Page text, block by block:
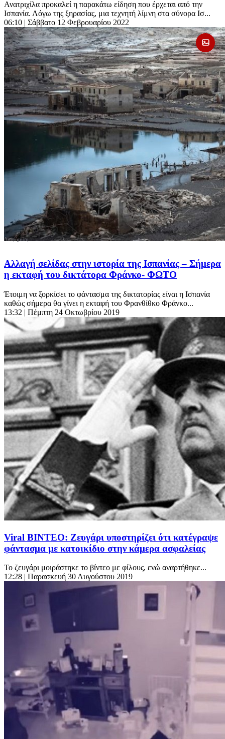
Ανατριχίλα προκαλεί η παρακάτω είδηση που έρχεται από την
Ισπανία. Λόγω της ξηρασίας, μια τεχνητή λίμνη στα σύνορα Ισ...
06:10 | Σάββατο 12 Φεβρουαρίου 2022
Αλλαγή σελίδας στην ιστορία της Ισπανίας – Σήμερα
η εκταφή του δικτάτορα Φράνκο- ΦΩΤΟ
Έτοιμη να ξορκίσει το φάντασμα της δικτατορίας είναι η Ισπανία
καθώς σήμερα θα γίνει η εκταφή του Φρανθίθκο Φράνκο...
13:32 | Πέμπτη 24 Οκτωβρίου 2019
Viral ΒΙΝΤΕΟ: Ζευγάρι υποστηρίζει ότι κατέγραψε
φάντασμα με κατοικίδιο στην κάμερα ασφαλείας
Το ζευγάρι μοιράστηκε το βίντεο με φίλους, ενώ αναρτήθηκε...
12:28 | Παρασκευή 30 Αυγούστου 2019